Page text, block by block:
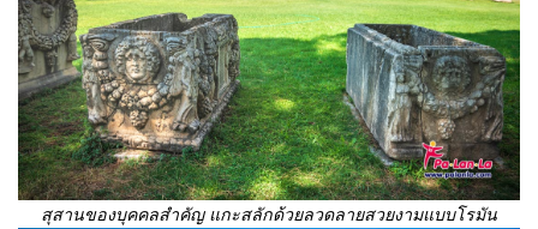
สุสานของบุคคลสำคัญ แกะสลักด้วยลวดลายสวยงามแบบโรมัน